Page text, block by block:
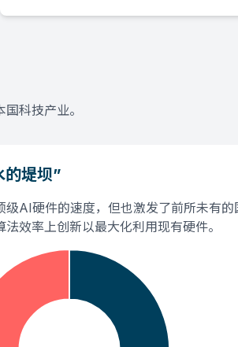
科技产业。
的堤坝”
级AI硬件的速度，但也激发了前所未有的
效率上创新以最大化利用现有硬件。